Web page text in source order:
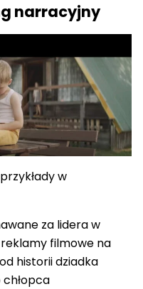
narracyjny
w
za lidera w
filmowe na
historii dziadka